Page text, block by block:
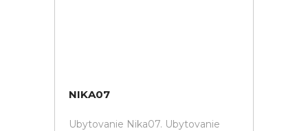
NIKA07
Ubytovanie Nika07. Ubytovanie